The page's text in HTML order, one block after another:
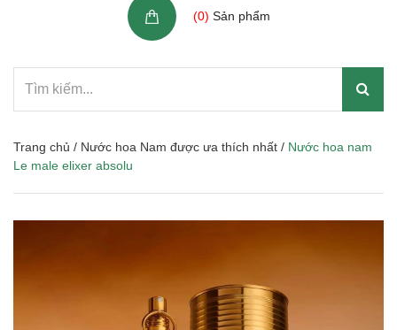
(0) Sản phẩm
Trang chủ / Nước hoa Nam được ưa thích nhất / Nước hoa nam
Le male elixer absolu